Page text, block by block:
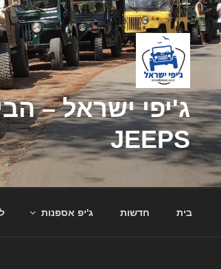
JEEPS
בית חדשות ג'יפ אספנות